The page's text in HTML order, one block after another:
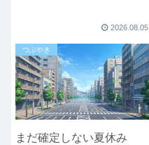
2026.08.05
つぶやき
まだ確定しない夏休み